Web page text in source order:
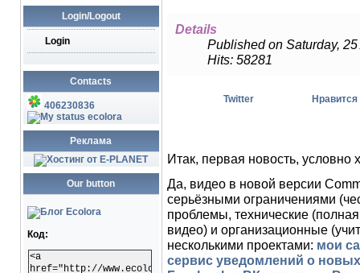
Login/Logout
Login
Contacts
406230836
ecolora
Реклама
Our button
Код:
<a
href="http://www.ecolora.com"
Details
Published on Saturday,
Hits: 58281
Twitter Нравится
Итак, первая новость, условно
Да, видео в новой версии
серьёзными ограничениями
проблемы, технические
видео) и организационные
несколькими проектами: мои
сервис уведомлений о